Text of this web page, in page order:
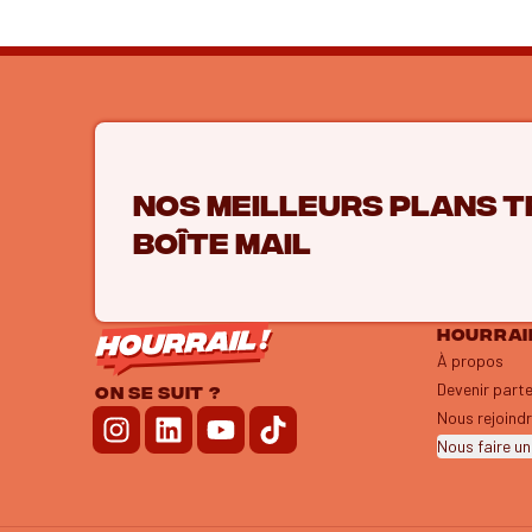
Nos meilleurs plans
boîte mail
ON SE SUIT ?
À propos
Devenir
Nous
Nous faire